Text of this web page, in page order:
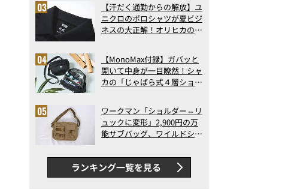
ト3】（2026年6月版）
【汗だく通勤からの解放】ユ
ニクロのポロシャツが夏ビジ
ネスの大正解！オリヒカの透
アの実力
【MonoMax付録】ガバッと
開いて中身が一目瞭然！シャ
カの「じゃばら式４層ショル
った！
ワークマン「ショルダー⇔リ
ュックに変形」2,900円の万
能サブバッグ、ワイルドシン
録…ほか【休日バッグの人気
記事ランキングベスト3】
（2026年6月版）
ランキング一覧を見る